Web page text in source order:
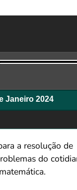
Janeiro 2024
a resolução de
do